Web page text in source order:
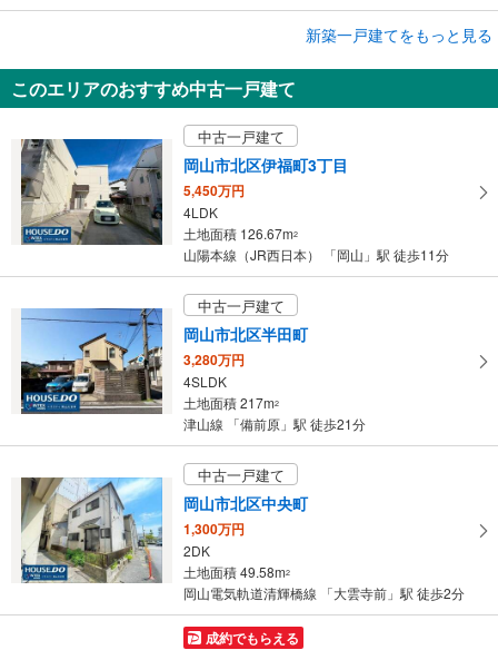
岡山市中区海吉
4LDK
土地面積 219.86m2
新築一戸建てをもっと見る
このエリアのおすすめ中古一戸建て
中古一戸建て
岡山市北区伊福町3丁目
5,450万円
4LDK
土地面積 126.67m2
山陽本線（JR西日本） 「岡山」駅 徒歩11分
中古一戸建て
岡山市北区半田町
3,280万円
4SLDK
土地面積 217m2
津山線 「備前原」駅 徒歩21分
中古一戸建て
岡山市北区中央町
1,300万円
2DK
土地面積 49.58m2
岡山電気軌道清輝橋線 「大雲寺前」駅 徒歩2分
成約でもらえる